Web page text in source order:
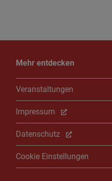
Mehr entdecken
Veranstaltungen
Impressum
Datenschutz
Cookie Einstellungen